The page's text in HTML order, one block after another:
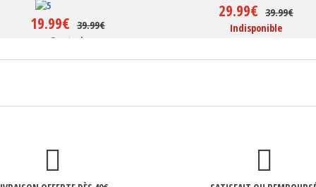
19.99€ 39.99€
En stock
29.99€ 39.99€
Indisponible